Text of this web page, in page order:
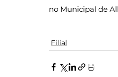
no Municipal de
Filial